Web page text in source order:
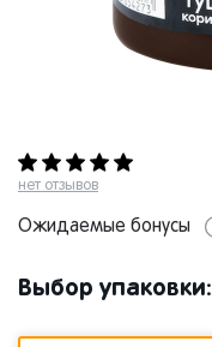
нет отзывов
Ожидаемые бонусы
Выбор упаковки: